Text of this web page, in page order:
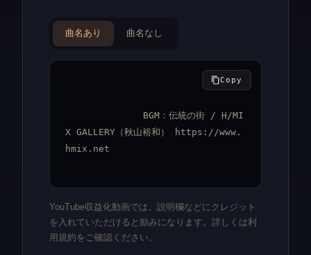
曲名あり 曲名なし
Copy
BGM：伝統の街 / H/MI
X GALLERY（秋山裕和） https://www.
hmix.net
YouTube収益化動画では、説明欄などにクレジット
を入れていただけると励みになります。詳しくは利
用規約をご確認ください。